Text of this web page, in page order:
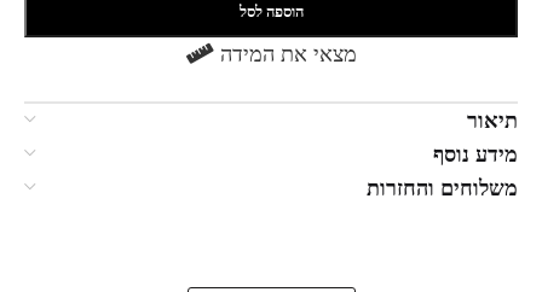
הוספה לסל
מצאי את המידה
תיאור
מידע נוסף
משלוחים והחזרות